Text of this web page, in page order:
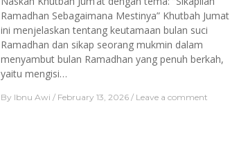
Ramadhan Sebagaimana Mestinya” Khutbah Jumat
ini menjelaskan tentang keutamaan bulan suci
Ramadhan dan sikap seorang mukmin dalam
menyambut bulan Ramadhan yang penuh berkah,
yaitu mengisi…
By Ibnu Awi February 13, 2026 Leave a comment